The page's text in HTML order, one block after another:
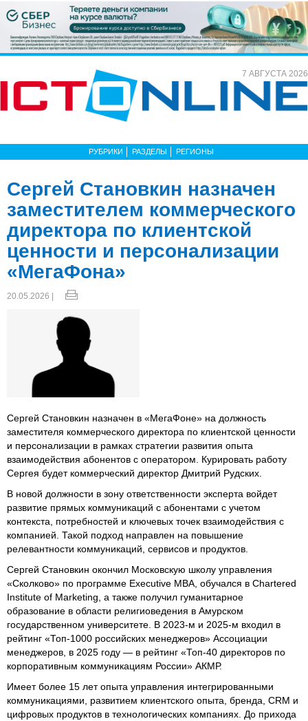
7 АВГУСТА 2026
РУБРИКИ РАЗДЕЛЫ РЕГИОНЫ
Сергей Становкин назначен
заместителем коммерческого
директора по клиентской
ценности и персонализации
«МегаФона»
20.05.2026 |
Сергей Становкин назначен в «МегаФоне» на должность
заместителя коммерческого директора по клиентской ценности
и персонализации в рамках стратегии развития опыта
взаимодействия абонентов с оператором. Курировать работу
Сергея будет коммерческий директор Дмитрий Рудских.
В новой должности в зону ответственности эксперта войдет
развитие прямых коммуникаций с абонентами с учетом
контекста, потребностей и ключевых точек взаимодействия с
компанией. Такой подход направлен на повышение
релевантности коммуникаций, сервисов и продуктов.
Сергей Становкин окончил Московскую школу управления
«Сколково» по программе Executive MBA, обучался в Chartered
Institute of Marketing, а также получил гуманитарное
образование в области религиоведения в Амурском
государственном университете. В 2023-м и 2025-м входил в
рейтинг «Топ-1000 российских менеджеров» Ассоциации
менеджеров, в 2025 году — в рейтинг «Топ-40 директоров по
корпоративным коммуникациям России» АКМР.
Имеет более 15 лет опыта управления интегрированными
коммуникациями, развитием клиентского опыта, бренда, CRM и
цифровых продуктов в технологических компаниях. До прихода